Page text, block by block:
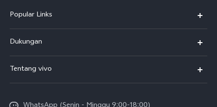
Popular Links
T5
T5 Pro
Dukungan
Service Center
Funtouch OS
Tentang vivo